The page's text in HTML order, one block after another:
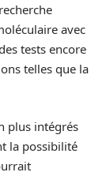
avec
tests encore
telles que la
plus intégrés
la possibilité